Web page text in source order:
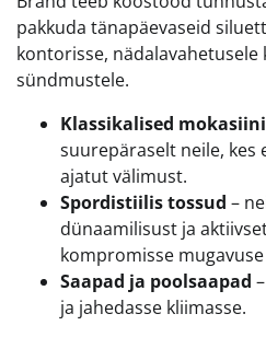
pakkuda tänapäevaseid
kontorisse,
sündmustele.
Klassikalised
suurepäraselt neile, kes
ajatut välimust.
Spordistiilis tossud –
dünaamilisust ja
kompromisse
Saapad ja poolsaapad
ja jahedasse kliimasse.